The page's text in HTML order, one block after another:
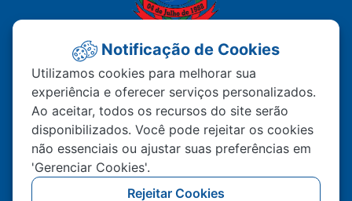
PREFEITURA MUNICIPAL DE
MATUPÁ
Av. Hermínio Ometto Nº 101 Bairro ZE - 022
CEP – 78.525-000 Matupá-MT
(66) 99222-2560
Notificação de Cookies
Utilizamos cookies para melhorar sua
experiência e oferecer serviços personalizados.
Ao aceitar, todos os recursos do site serão
disponibilizados. Você pode rejeitar os cookies
não essenciais ou ajustar suas preferências em
'Gerenciar Cookies'.
Rejeitar Cookies